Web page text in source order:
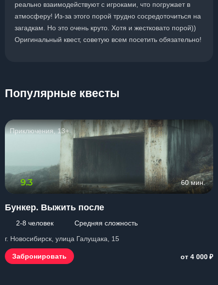
реально взаимодействуют с игроками, что погружает в
атмосферу! Из-за этого порой трудно сосредоточиться на
загадкам. Но это очень круто. Хотя и жестковато порой))
Оригинальный квест, советую всем посетить обязательно!
Популярные квесты
Приключения, 13+
9.3 60 мин.
Бункер. Выжить после
2-8 человек
Средняя сложность
г. Новосибирск, улица Галущака, 15
Забронировать от 4 000₽